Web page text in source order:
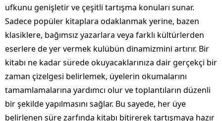
ufkunu genişletir ve çeşitli tartışma konuları sunar.
Sadece popüler kitaplara odaklanmak yerine, bazen
klasiklere, bağımsız yazarlara veya farklı kültürlerden
eserlere de yer vermek kulübün dinamizmini artırır. Bir
kitabı ne kadar sürede okuyacaklarınıza dair gerçekçi bir
zaman çizelgesi belirlemek, üyelerin okumalarını
tamamlamalarına yardımcı olur ve toplantıların düzenli
bir şekilde yapılmasını sağlar. Bu sayede, her üye
belirlenen süre zarfında kitabı bitirerek tartışmaya hazır